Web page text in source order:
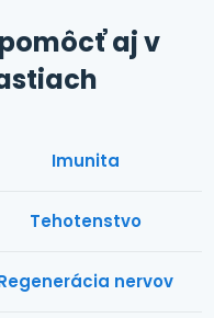
aj v
Imunita
Tehotenstvo
nervov